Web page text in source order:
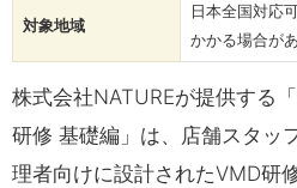
対象地域
日本全国対応
かかる場合が
株式会社NATUREが提供する
研修 基礎編」は、店舗スタッ
理者向けに設計されたVMD研